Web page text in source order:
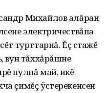
Михайлов алăран
электричествăпа
турттарнă. Ĕç стажĕ
вун тăххăрăшне
пулнă май, икĕ
çимĕç ÿстерекенсен